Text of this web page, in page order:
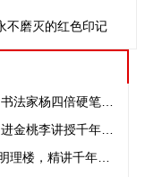
成立大会圆满举行
不磨灭的红色印记
● 写好规范汉字 传承华夏文脉——伊川书法家杨四倍硬笔书法公益课堂走进金桃李
● 翰墨润童心 书香传文脉——张会涛走进金桃李讲授千年书法发展史
● 墨韵润童心！张会涛主席走进金桃李明理楼，精讲千年中国书法史